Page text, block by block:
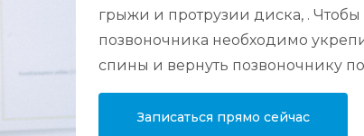
Записаться прямо сейчас
грыжи и протрузии диска, . Чтобы
позвоночника необходимо
спины и вернуть позвоночнику